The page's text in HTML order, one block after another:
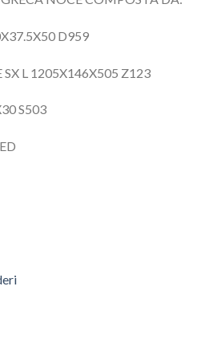
D959
SX L 1205X146X505 Z123
S503